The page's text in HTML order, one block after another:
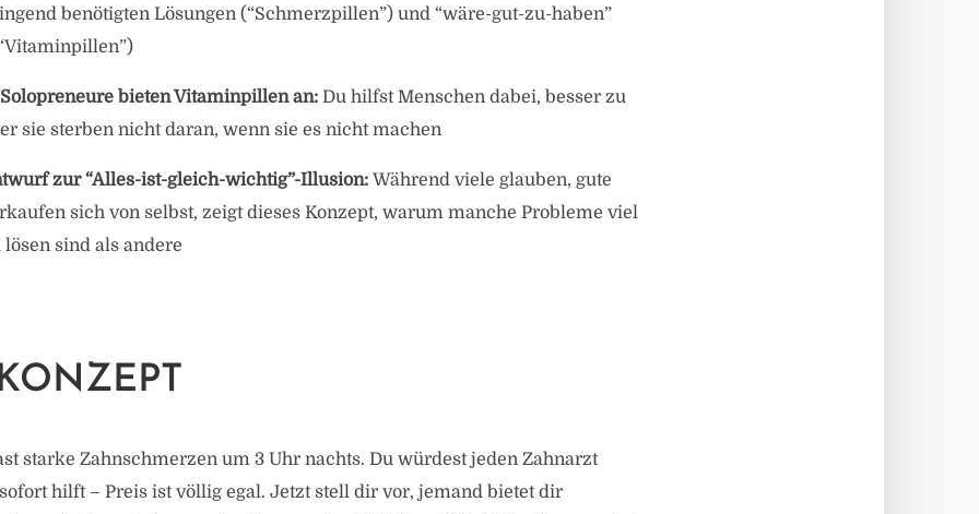
benötigten Lösungen (“Schmerzpillen”) und “wäre-gut-zu-haben”
bieten Vitaminpillen an: Du hilfst Menschen dabei, besser zu
sie sterben nicht daran, wenn sie es nicht machen
zur “Alles-ist-gleich-wichtig”-Illusion: Während viele glauben, gute
sich von selbst, zeigt dieses Konzept, warum manche Probleme viel
sind als andere
starke Zahnschmerzen um 3 Uhr nachts. Du würdest jeden Zahnarzt
hilft – Preis ist völlig egal. Jetzt stell dir vor, jemand bietet dir